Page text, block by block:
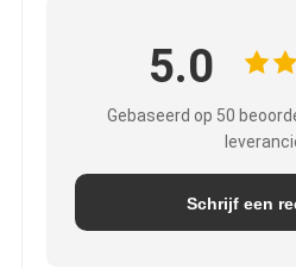
5.0
Gebaseerd op 50
Schrijf een